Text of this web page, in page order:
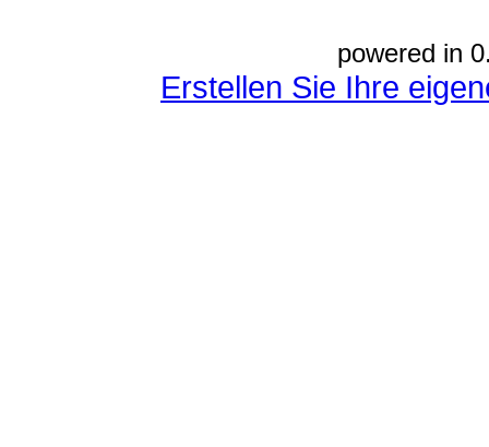
powered in
Erstellen Sie Ihre